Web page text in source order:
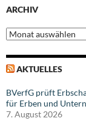
ARCHIV
Archiv
AKTUELLES
BVerfG prüft
für Erben und
7. August 2026